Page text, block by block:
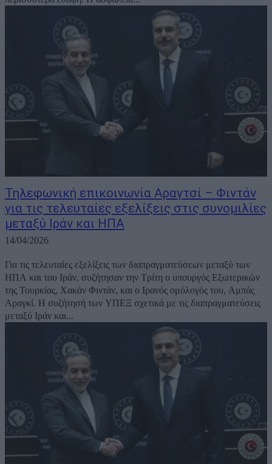
Τηλεφωνική επικοινωνία Αραγτσί – Φιντάν
για τις τελευταίες εξελίξεις στις συνομιλίες
μεταξύ Ιράν και ΗΠΑ
14/04/2026
Για τις τελευταίες εξελίξεις των διαπραγματεύσεων μεταξύ των
ΗΠΑ και του Ιράν, συζήτησαν την Τρίτη ο υπουργός Εξωτερικών
της Τουρκίας, Χακάν Φιντάν, και ο Ιρανός ομόλογός του, Αμπάς
Αραγκί. Η συζήτησή των ΥΠΕΞ σχετικά με τις διαπραγματεύσεις
μεταξύ Ιράν και...